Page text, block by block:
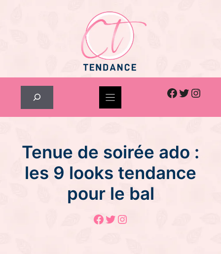
Facebook
Twitter
Tenue de soirée ado :
les 9 looks tendance
pour le bal
Facebook
Twitter
Instagram